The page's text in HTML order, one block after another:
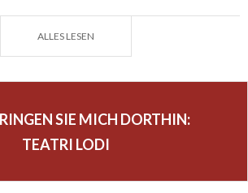
BPL, das von Renzo Piano
800 Besucher unterbringen.
Theaterhäuser in Lodi besuchen
ALLES LESEN
SIE MICH DORTHIN:
TEATRI LODI